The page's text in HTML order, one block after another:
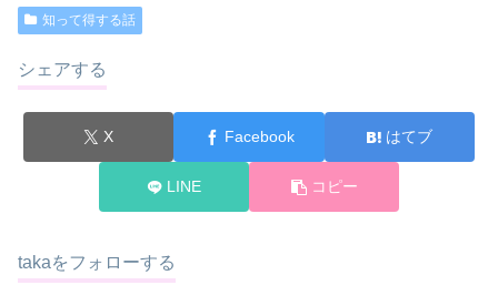
知って得する話
シェアする
X Facebook はてブ
LINE コピー
takaをフォローする